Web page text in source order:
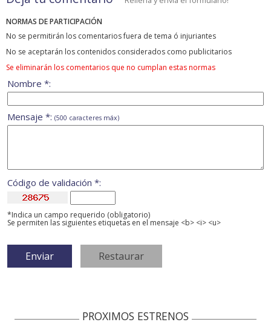
NORMAS DE PARTICIPACIÓN
No se permitirán los comentarios fuera de tema ó injuriantes
No se aceptarán los contenidos considerados como publicitarios
Se eliminarán los comentarios que no cumplan estas normas
Nombre *:
Mensaje *: (500 caracteres máx)
Código de validación *:
*Indica un campo requerido (obligatorio)
Se permiten las siguientes etiquetas en el mensaje <b> <i> <u>
PROXIMOS ESTRENOS